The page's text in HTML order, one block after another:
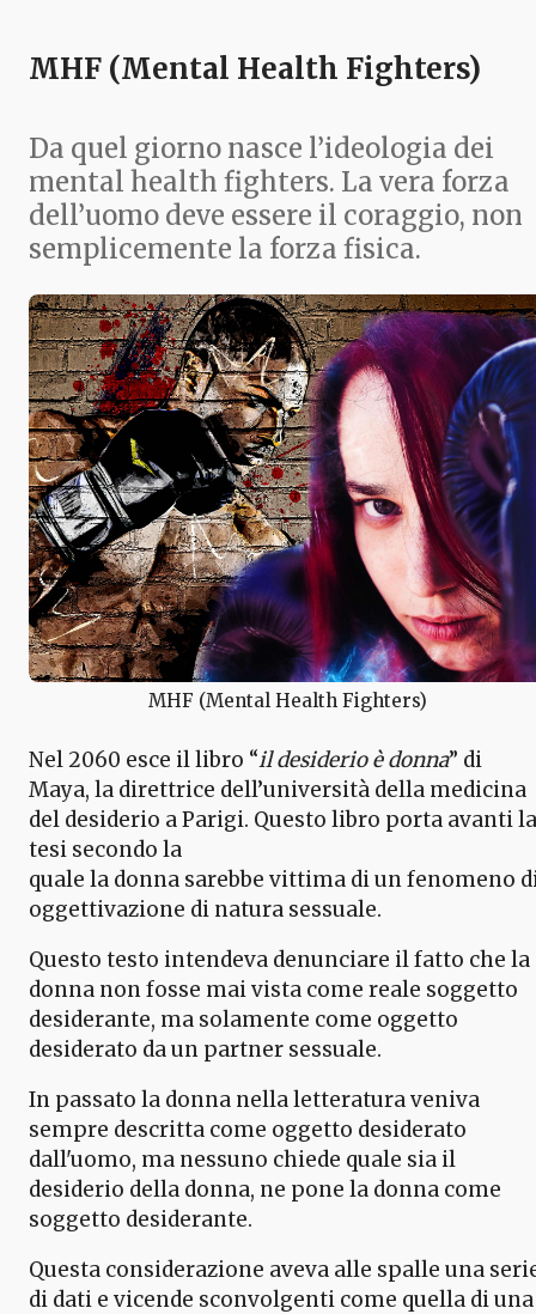
MHF (Mental Health Fighters)
Da quel giorno nasce l’ideologia dei
mental health fighters. La vera forza
dell’uomo deve essere il coraggio, non
semplicemente la forza fisica.
MHF (Mental Health Fighters)
Nel 2060 esce il libro “il desiderio è donna” di
Maya, la direttrice dell’università della medicina
del desiderio a Parigi. Questo libro porta avanti la
tesi secondo la
quale la donna sarebbe vittima di un fenomeno
oggettivazione di natura sessuale.
Questo testo intendeva denunciare il fatto che la
donna non fosse mai vista come reale soggetto
desiderante, ma solamente come oggetto
desiderato da un partner sessuale.
In passato la donna nella letteratura veniva
sempre descritta come oggetto desiderato
dall'uomo, ma nessuno chiede quale sia il
desiderio della donna, ne pone la donna come
soggetto desiderante.
Questa considerazione aveva alle spalle una
di dati e vicende sconvolgenti come quella di una